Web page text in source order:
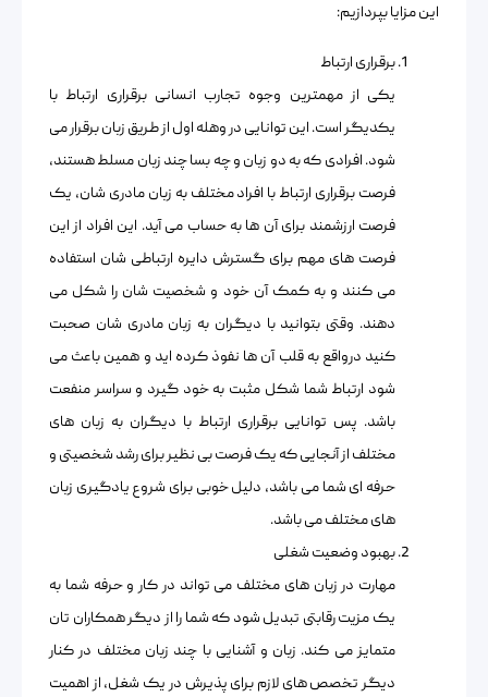
این مزایا بپردازیم:
برقراری ارتباط
یکی از مهمترین وجوه تجارب انسانی برقراری ارتباط با
یکدیگر است. این توانایی در وهله اول از طریق زبان برقرار می
شود. افرادی که به دو زبان و چه بسا چند زبان مسلط هستند،
فرصت برقراری ارتباط با افراد مختلف به زبان مادری شان، یک
فرصت ارزشمند برای آن ها به حساب می آید. این افراد از این
فرصت های مهم برای گسترش دایره ارتباطی شان استفاده
می کنند و به کمک آن خود و شخصیت شان را شکل می
دهند. وقتی بتوانید با دیگران به زبان مادری شان صحبت
کنید درواقع به قلب آن ها نفوذ کرده اید و همین باعث می
شود ارتباط شما شکل مثبت به خود گیرد و سراسر منفعت
باشد. پس توانایی برقراری ارتباط با دیگران به زبان های
مختلف از آنجایی که یک فرصت بی نظیر برای رشد شخصیتی و
حرفه ای شما می باشد، دلیل خوبی برای شروع یادگیری زبان
های مختلف می باشد.
بهبود وضعیت شغلی
مهارت در زبان های مختلف می تواند در کار و حرفه شما به
یک مزیت رقابتی تبدیل شود که شما را از دیگر همکاران تان
متمایز می کند. زبان و آشنایی با چند زبان مختلف در کنار
دیگر تخصص های لازم برای پذیرش در یک شغل، از اهمیت